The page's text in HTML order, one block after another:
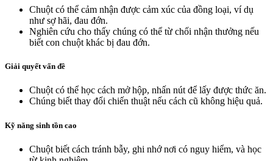
Chuột có thể cảm nhận được cảm xúc của đồng loại, ví dụ
như sợ hãi, đau đớn.
Nghiên cứu cho thấy chúng có thể từ chối nhận thưởng nếu
biết con chuột khác bị đau đớn.
Giải quyết vấn đề
Chuột có thể học cách mở hộp, nhấn nút để lấy được thức ăn.
Chúng biết thay đổi chiến thuật nếu cách cũ không hiệu quả.
Kỹ năng sinh tồn cao
Chuột biết cách tránh bẫy, ghi nhớ nơi có nguy hiểm, và học